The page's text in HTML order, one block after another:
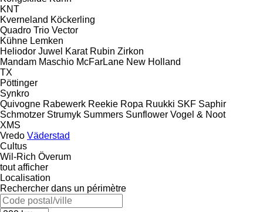
KNT
Kverneland Köckerling
Quadro Trio Vector
Kühne Lemken
Heliodor Juwel Karat Rubin Zirkon
Mandam Maschio McFarLane New Holland
TX
Pöttinger
Synkro
Quivogne Rabewerk Reekie Ropa Ruukki SKF Saphir
Schmotzer Strumyk Summers Sunflower Vogel & Noot
XMS
Vredo Väderstad
Cultus
Wil-Rich Överum
tout afficher
Localisation
Rechercher dans un périmètre